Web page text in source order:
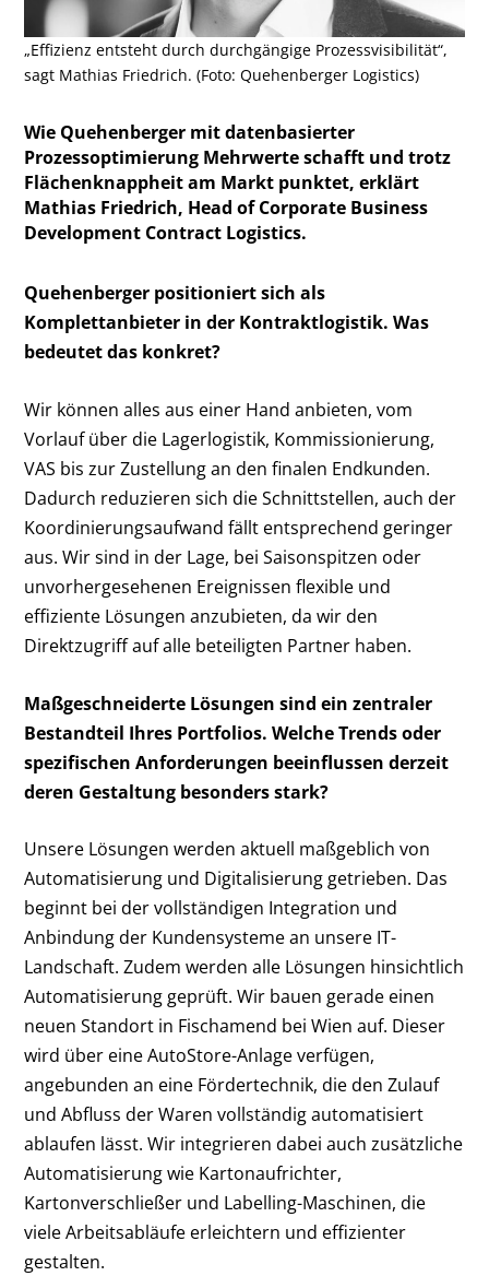
„Effizienz entsteht durch durchgängige Prozessvisibilität“,
sagt Mathias Friedrich. (Foto: Quehenberger Logistics)
Wie Quehenberger mit datenbasierter
Prozessoptimierung Mehrwerte schafft und trotz
Flächenknappheit am Markt punktet, erklärt
Mathias Friedrich, Head of Corporate Business
Development Contract Logistics.
Quehenberger positioniert sich als
Komplettanbieter in der Kontraktlogistik. Was
bedeutet das konkret?
Wir können alles aus einer Hand anbieten, vom
Vorlauf über die Lagerlogistik, Kommissionierung,
VAS bis zur Zustellung an den finalen Endkunden.
Dadurch reduzieren sich die Schnittstellen, auch der
Koordinierungsaufwand fällt entsprechend geringer
aus. Wir sind in der Lage, bei Saisonspitzen oder
unvorhergesehenen Ereignissen flexible und
effiziente Lösungen anzubieten, da wir den
Direktzugriff auf alle beteiligten Partner haben.
Maßgeschneiderte Lösungen sind ein zentraler
Bestandteil Ihres Portfolios. Welche Trends oder
spezifischen Anforderungen beeinflussen derzeit
deren Gestaltung besonders stark?
Unsere Lösungen werden aktuell maßgeblich von
Automatisierung und Digitalisierung getrieben. Das
beginnt bei der vollständigen Integration und
Anbindung der Kundensysteme an unsere IT-
Landschaft. Zudem werden alle Lösungen hinsichtlich
Automatisierung geprüft. Wir bauen gerade einen
neuen Standort in Fischamend bei Wien auf. Dieser
wird über eine AutoStore-Anlage verfügen,
angebunden an eine Fördertechnik, die den Zulauf
und Abfluss der Waren vollständig automatisiert
ablaufen lässt. Wir integrieren dabei auch zusätzliche
Automatisierung wie Kartonaufrichter,
Kartonverschließer und Labelling-Maschinen, die
viele Arbeitsabläufe erleichtern und effizienter
gestalten.